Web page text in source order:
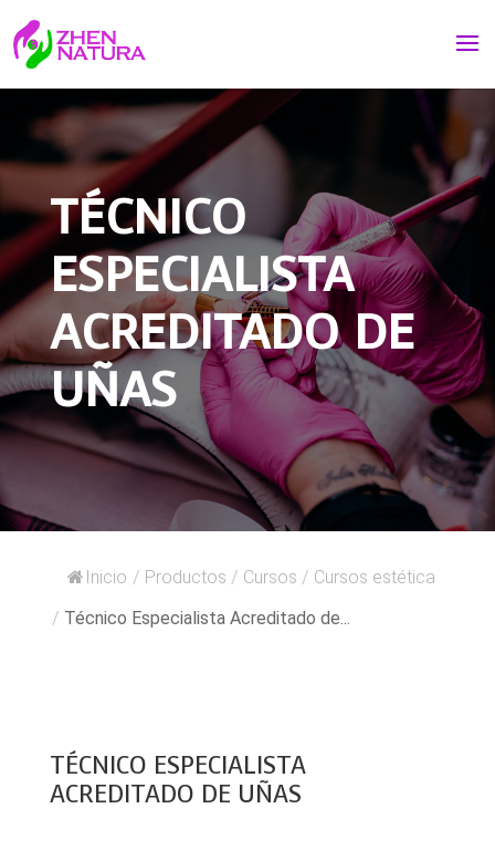
TÉCNICO
ESPECIALISTA
ACREDITADO DE
UÑAS
Inicio / Productos / Cursos / Cursos estética
/ Técnico Especialista Acreditado de...
TÉCNICO ESPECIALISTA
ACREDITADO DE UÑAS